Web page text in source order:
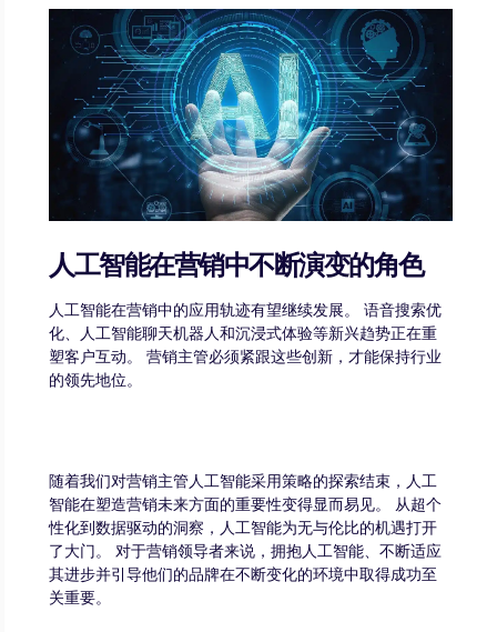
人工智能在营销中不断演变的角色
人工智能在营销中的应用轨迹有望继续发展。 语音搜索优
化、人工智能聊天机器人和沉浸式体验等新兴趋势正在重
塑客户互动。 营销主管必须紧跟这些创新，才能保持行业
的领先地位。
随着我们对营销主管人工智能采用策略的探索结束，人工
智能在塑造营销未来方面的重要性变得显而易见。 从超个
性化到数据驱动的洞察，人工智能为无与伦比的机遇打开
了大门。 对于营销领导者来说，拥抱人工智能、不断适应
其进步并引导他们的品牌在不断变化的环境中取得成功至
关重要。